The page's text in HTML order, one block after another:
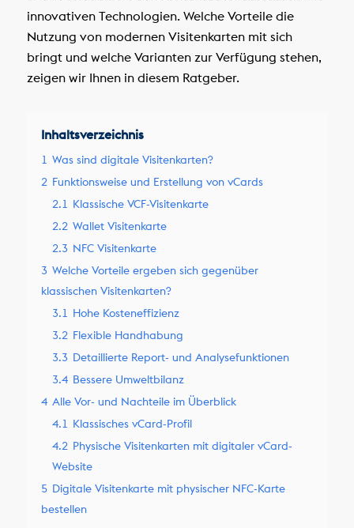
innovativen Technologien. Welche Vorteile die
Nutzung von modernen Visitenkarten mit sich
bringt und welche Varianten zur Verfügung stehen,
zeigen wir Ihnen in diesem Ratgeber.
Inhaltsverzeichnis
1 Was sind digitale Visitenkarten?
2 Funktionsweise und Erstellung von vCards
2.1 Klassische VCF-Visitenkarte
2.2 Wallet Visitenkarte
2.3 NFC Visitenkarte
3 Welche Vorteile ergeben sich gegenüber
klassischen Visitenkarten?
3.1 Hohe Kosteneffizienz
3.2 Flexible Handhabung
3.3 Detaillierte Report- und Analysefunktionen
3.4 Bessere Umweltbilanz
4 Alle Vor- und Nachteile im Überblick
4.1 Klassisches vCard-Profil
4.2 Physische Visitenkarten mit digitaler vCard-
Website
5 Digitale Visitenkarte mit physischer NFC-Karte
bestellen